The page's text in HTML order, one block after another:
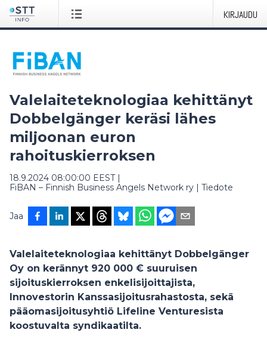
KIRJAUDU
Valelaiteteknologiaa kehittänyt
Dobbelgänger keräsi lähes
miljoonan euron
rahoituskierroksen
18.9.2024 08:00:00 EEST|
FiBAN – Finnish Business Angels Network ry | Tiedote
Jaa
Valelaiteteknologiaa kehittänyt Dobbelgänger
Oy on kerännyt 920 000 € suuruisen
sijoituskierroksen enkelisijoittajista,
Innovestorin Kanssasijoitusrahastosta, sekä
pääomasijoitusyhtiö Lifeline Venturesista
koostuvalta syndikaatilta.